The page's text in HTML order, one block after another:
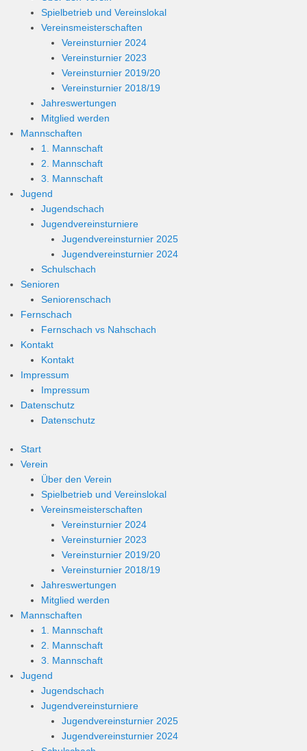
Spielbetrieb und Vereinslokal
Vereinsmeisterschaften
Vereinsturnier 2024
Vereinsturnier 2023
Vereinsturnier 2019/20
Vereinsturnier 2018/19
Jahreswertungen
Mitglied werden
Mannschaften
1. Mannschaft
2. Mannschaft
3. Mannschaft
Jugend
Jugendschach
Jugendvereinsturniere
Jugendvereinsturnier 2025
Jugendvereinsturnier 2024
Schulschach
Senioren
Seniorenschach
Fernschach
Fernschach vs Nahschach
Kontakt
Kontakt
Impressum
Impressum
Datenschutz
Datenschutz
Start
Verein
Über den Verein
Spielbetrieb und Vereinslokal
Vereinsmeisterschaften
Vereinsturnier 2024
Vereinsturnier 2023
Vereinsturnier 2019/20
Vereinsturnier 2018/19
Jahreswertungen
Mitglied werden
Mannschaften
1. Mannschaft
2. Mannschaft
3. Mannschaft
Jugend
Jugendschach
Jugendvereinsturniere
Jugendvereinsturnier 2025
Jugendvereinsturnier 2024